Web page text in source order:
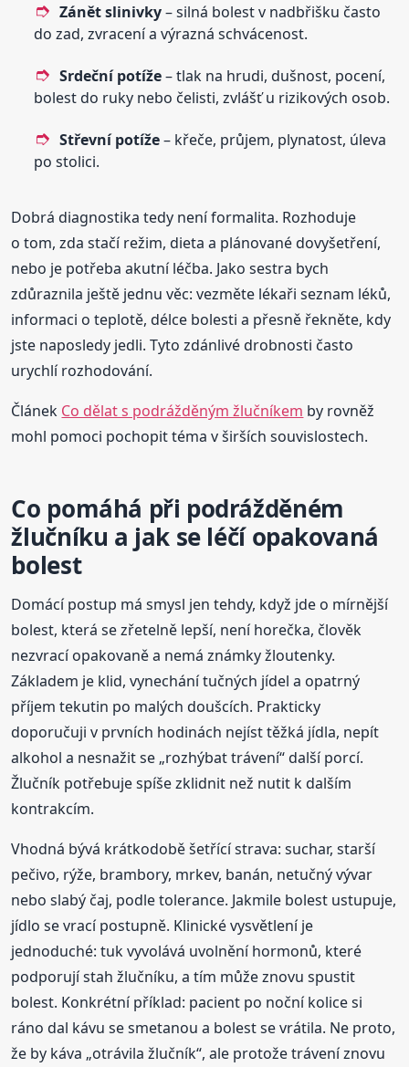
Zánět slinivky– silná bolest v nadbřišku často
do zad, zvracení a výrazná schvácenost.
Srdeční potíže– tlak na hrudi, dušnost, pocení,
bolest do ruky nebo čelisti, zvlášť u rizikových osob.
Střevní potíže– křeče, průjem, plynatost, úleva
po stolici.
Dobrá diagnostika tedy není formalita. Rozhoduje
o tom, zda stačí režim, dieta a plánované dovyšetření,
nebo je potřeba akutní léčba. Jako sestra bych
zdůraznila ještě jednu věc: vezměte lékaři seznam léků,
informaci o teplotě, délce bolesti a přesně řekněte, kdy
jste naposledy jedli. Tyto zdánlivé drobnosti často
urychlí rozhodování.
Článek Co dělat s podrážděným žlučníkem by rovněž
mohl pomoci pochopit téma v širších souvislostech.
Co pomáhá při podrážděném
žlučníku a jak se léčí opakovaná
bolest
Domácí postup má smysl jen tehdy, když jde o mírnější
bolest, která se zřetelně lepší, není horečka, člověk
nezvrací opakovaně a nemá známky žloutenky.
Základem je klid, vynechání tučných jídel a opatrný
příjem tekutin po malých doušcích. Prakticky
doporučuji v prvních hodinách nejíst těžká jídla, nepít
alkohol a nesnažit se „rozhýbat trávení“ další porcí.
Žlučník potřebuje spíše zklidnit než nutit k dalším
kontrakcím.
Vhodná bývá krátkodobě šetřící strava: suchar, starší
pečivo, rýže, brambory, mrkev, banán, netučný vývar
nebo slabý čaj, podle tolerance. Jakmile bolest ustupuje,
jídlo se vrací postupně. Klinické vysvětlení je
jednoduché: tuk vyvolává uvolnění hormonů, které
podporují stah žlučníku, a tím může znovu spustit
bolest. Konkrétní příklad: pacient po noční kolice si
ráno dal kávu se smetanou a bolest se vrátila. Ne proto,
že by káva „otrávila žlučník“, ale protože trávení znovu